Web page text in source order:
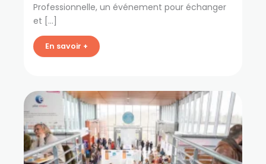
Professionnelle, un événement pour échanger
et […]
En savoir +